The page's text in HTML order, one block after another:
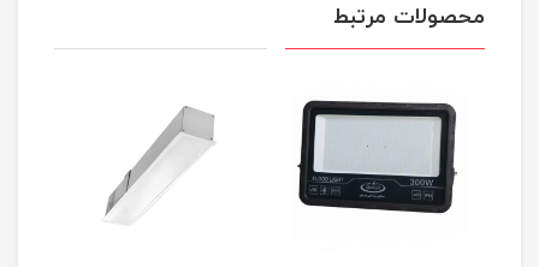
محصولات مرتبط